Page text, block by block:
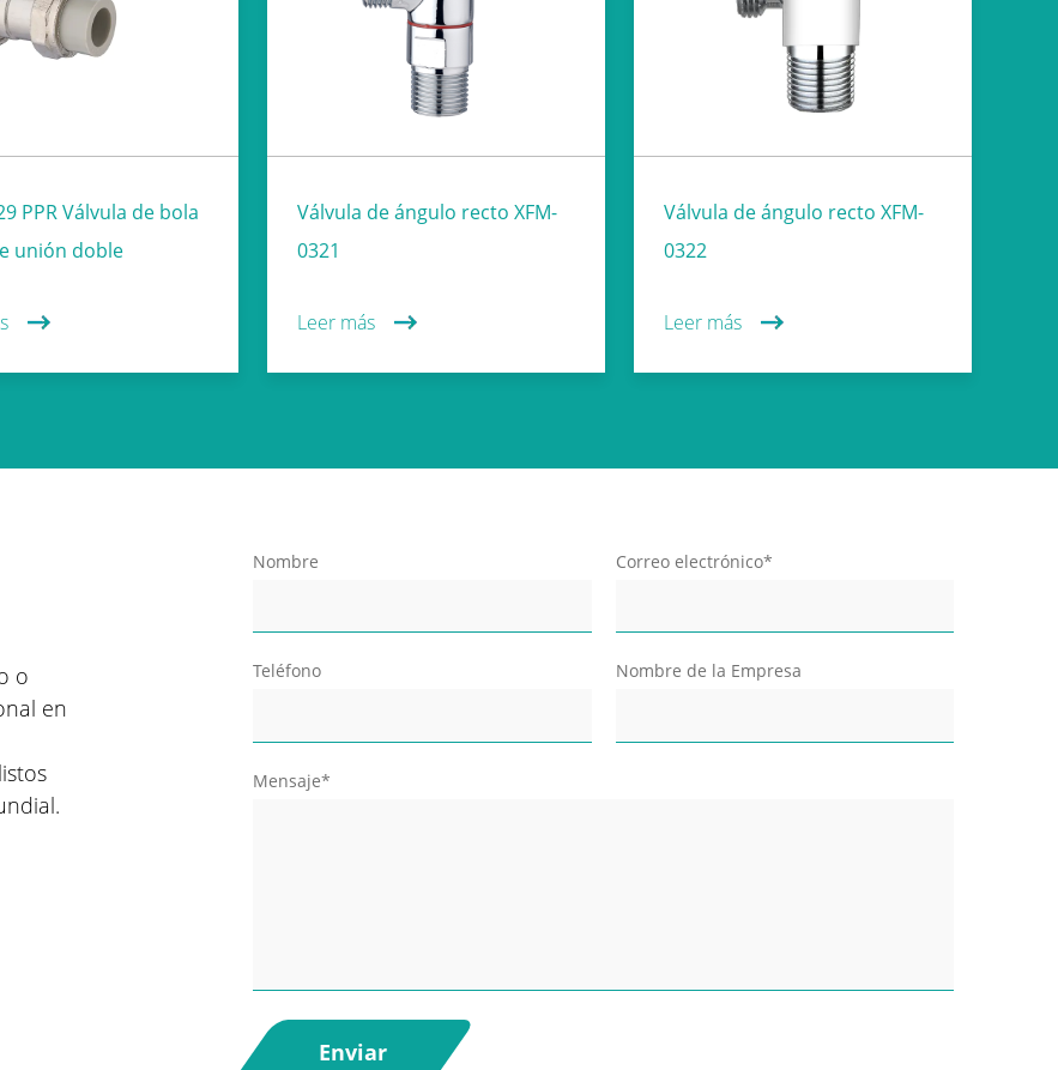
PPR Válvula de bola
unión doble
Válvula de ángulo recto XFM-
0321
Leer más
Válvula de ángulo recto XFM-
0322
Leer más
o
en
Nombre Correo electrónico*
Teléfono Nombre de la Empresa
Mensaje*
Enviar